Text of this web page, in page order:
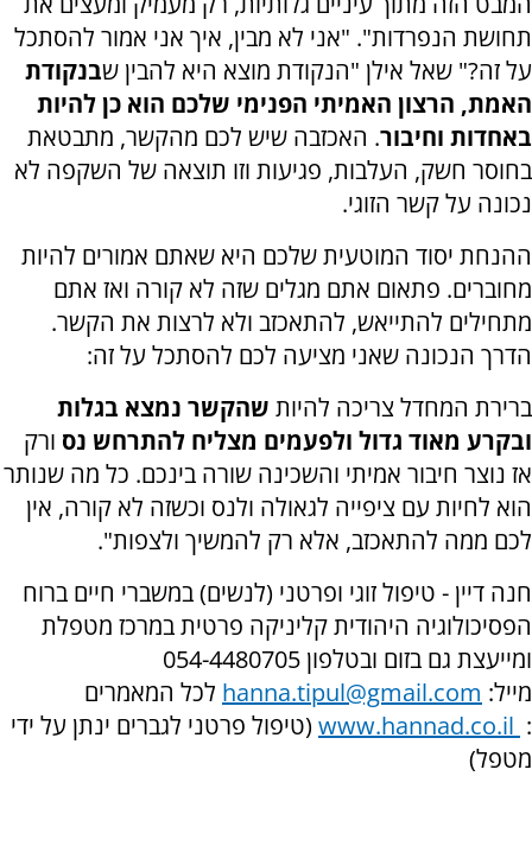
תחושת הנפרדות". "אני לא מבין, איך אני אמור להסתכל
על זה?" שאל אילן "הנקודת מוצא היא להבין שבנקודת
האמת, הרצון האמיתי הפנימי שלכם הוא כן להיות
באחדות וחיבור. האכזבה שיש לכם מהקשר, מתבטאת
בחוסר חשק, העלבות, פגיעות וזו תוצאה של השקפה לא
נכונה על קשר הזוגי.
ההנחת יסוד המוטעית שלכם היא שאתם אמורים להיות
מחוברים. פתאום אתם מגלים שזה לא קורה ואז אתם
מתחילים להתייאש, להתאכזב ולא לרצות את הקשר.
הדרך הנכונה שאני מציעה לכם להסתכל על זה:
ברירת המחדל צריכה להיות שהקשר נמצא בגלות
ובקרע מאוד גדול ולפעמים מצליח להתרחש נס ורק
אז נוצר חיבור אמיתי והשכינה שורה בינכם. כל מה שנותר
הוא לחיות עם ציפייה לגאולה ולנס וכשזה לא קורה, אין
לכם ממה להתאכזב, אלא רק להמשיך ולצפות".
חנה דיין - טיפול זוגי ופרטני (לנשים) במשברי חיים ברוח
הפסיכולוגיה היהודית קליניקה פרטית במרכז מטפלת
ומייעצת גם בזום ובטלפון 054-4480705
מייל: hanna.tipul@gmail.com לכל המאמרים
:
www.hannad.co.il (טיפול פרטני לגברים ינתן על ידי
מטפל)